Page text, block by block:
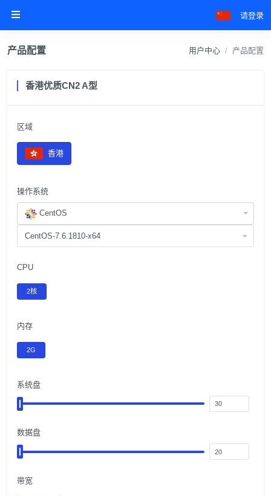
请登录
产品配置 用户中心 产品配置
香港优质CN2 A型
区域
香港
操作系统
CentOS
CPU
2核
内存
2G
系统盘
数据盘
带宽